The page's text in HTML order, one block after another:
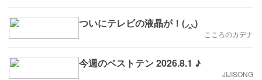
ついにテレビの液晶が！(◞‸◟)
こころのカデナ
今週のベストテン 2026.8.1 ♪
JIJISONG